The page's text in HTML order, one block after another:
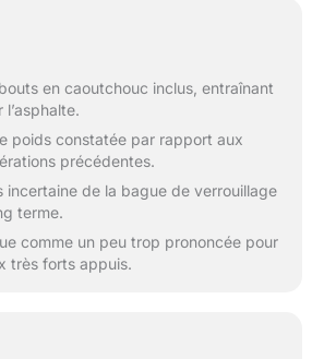
en caoutchouc inclus, entraînant
poids constatée par rapport aux
précédentes.
de la bague de verrouillage
terme.
comme un peu trop prononcée pour
très forts appuis.